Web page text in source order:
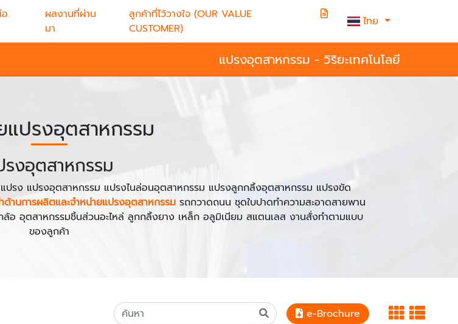
ผลงานที่ผ่าน
มา
ลูกค้าที่ไว้วางใจ (OUR VALUE
CUSTOMER)
ไทย
แปรงอุตสาหกรรม - วิริยะเทคโนโลยี
แปรงอุตสาหกรรม
รงอุตสาหกรรม
ปรง แปรงอุตสาหกรรม แปรงไนล่อนอุตสาหกรรม แปรงลูกกลิ้งอุตสาหกรรม แปรงขัด
ด้านการผลิตและจำหน่ายแปรงอุตสาหกรรม รถกวาดถนน ชุดใบปาดทำความสะอาดสายพาน
อุตสาหกรรมชิ้นส่วนอะไหล่ ลูกกลิ้งยาง เหล็ก อลูมิเนียม สแตนเลส งานสั่งทำตามแบบ
ของลูกค้า
e-Brochure